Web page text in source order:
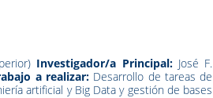
Investigador/a Principal: José F.
a realizar: Desarrollo de tareas de
artificial y Big Data y gestión de bases